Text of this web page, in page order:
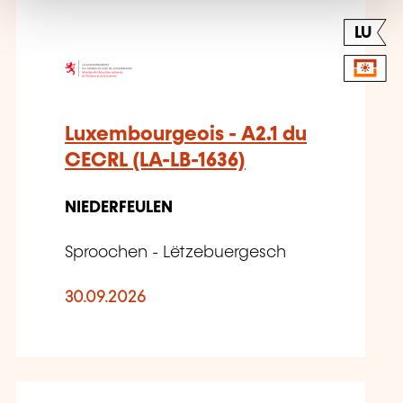
LU
Luxembourgeois - A2.1 du
CECRL (LA-LB-1636)
NIEDERFEULEN
Sproochen - Lëtzebuergesch
30.09.2026